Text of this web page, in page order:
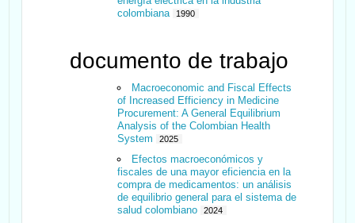
colombiana
1990
documento de trabajo
Macroeconomic and Fiscal Effects
of Increased Efficiency in Medicine
Procurement: A General Equilibrium
Analysis of the Colombian Health
System
2025
Efectos macroeconómicos y
fiscales de una mayor eficiencia en la
compra de medicamentos: un análisis
de equilibrio general para el sistema de
salud colombiano
2024